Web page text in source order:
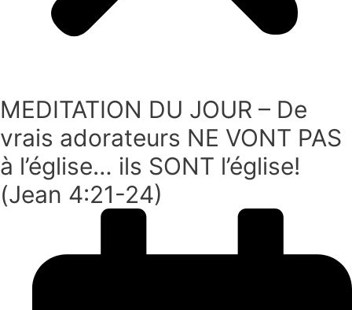
MEDITATION DU JOUR – De
vrais adorateurs NE VONT PAS
à l’église… ils SONT l’église!
(Jean 4:21-24)